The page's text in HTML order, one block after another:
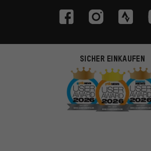
SICHER EINKAUFEN